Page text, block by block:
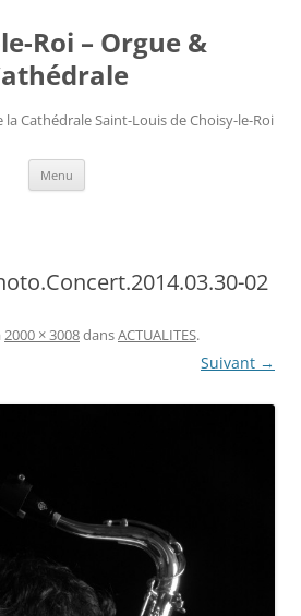
Roi – Orgue &
la Cathédrale Saint-Louis de Choisy-le-Roi
Menu
02
2000 × 3008dansACTUALITES.
Suivant →